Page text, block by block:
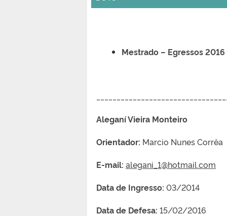
Mestrado – Egressos 2016
Aleganí Vieira Monteiro
Orientador: Marcio Nunes Corrêa
E-mail: alegani_1@hotmail.com
Data de Ingresso: 03/2014
Data de Defesa: 15/02/2016